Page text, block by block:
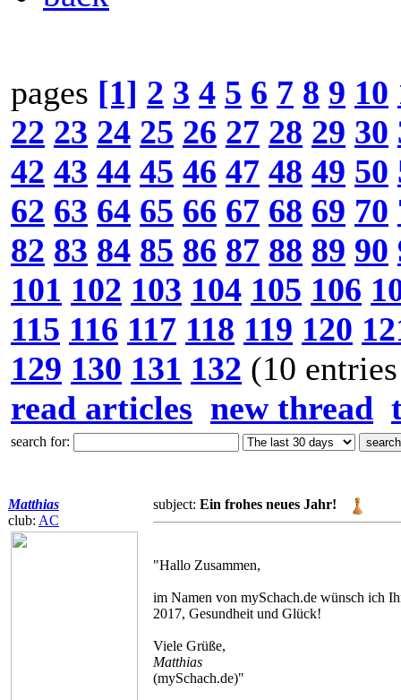
pages [1] 2 3 4 5 6 7 8 9 10
22 23 24 25 26 27 28 29 30
42 43 44 45 46 47 48 49 50
62 63 64 65 66 67 68 69 70
82 83 84 85 86 87 88 89 90
101 102 103 104 105 106
115 116 117 118 119 120
129 130 131 132 (10
read articles new thread
search for:
Matthias
club: AC
subject: Ein frohes neues Jahr!
"Hallo Zusammen,
im Namen von mySchach.de wünsch ich
2017, Gesundheit und Glück!
Viele Grüße,
Matthias
(mySchach.de)"